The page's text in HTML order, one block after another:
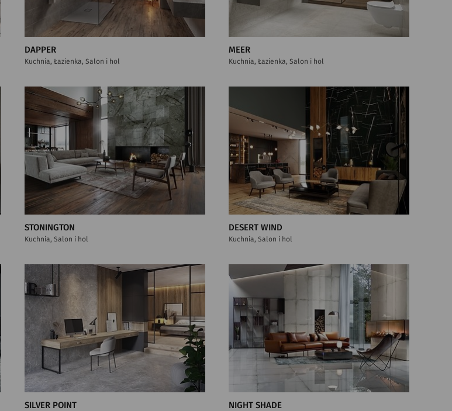
DAPPER
Kuchnia, Łazienka, Salon i hol
MEER
Kuchnia, Łazienka, Salon i hol
STONINGTON
Kuchnia, Salon i hol
DESERT WIND
Kuchnia, Salon i hol
SILVER POINT NIGHT SHADE